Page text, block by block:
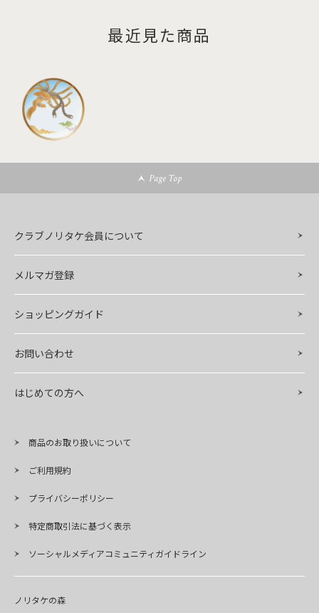
最近見た商品
Page Top
クラブノリタケ会員について
メルマガ登録
ショッピングガイド
お問い合わせ
はじめての方へ
商品のお取り扱いについて
ご利用規約
プライバシーポリシー
特定商取引法に基づく表示
ソーシャルメディアコミュニティガイドライン
ノリタケの森